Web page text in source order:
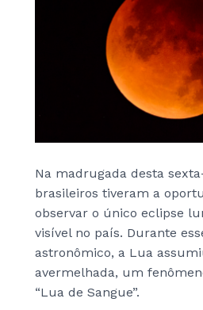
Na madrugada desta
brasileiros tiveram a
observar o único eclipse
visível no país. Durante
astronômico, a Lua
avermelhada, um
“Lua de Sangue”.